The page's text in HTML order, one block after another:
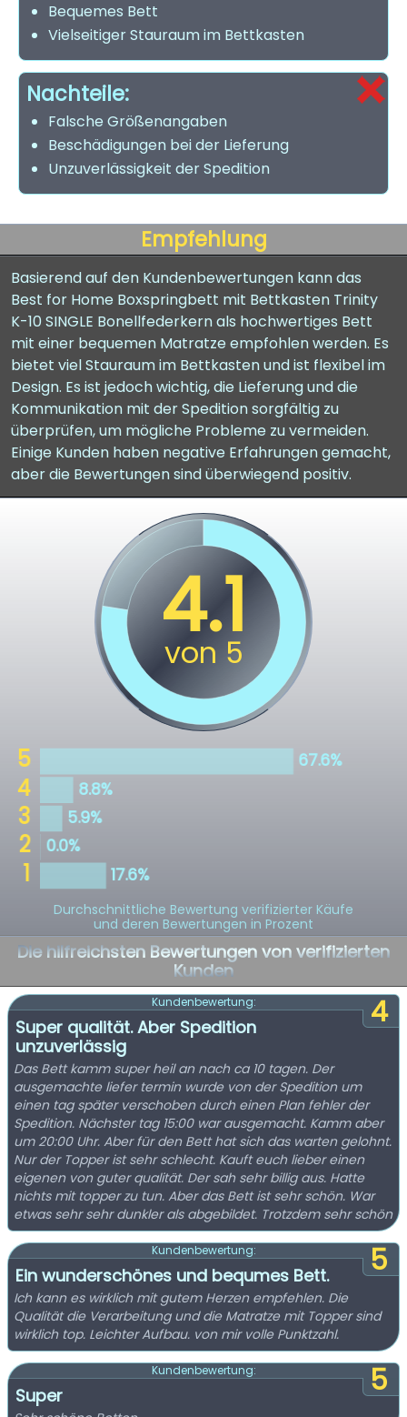
Bequemes Bett
Vielseitiger Stauraum im Bettkasten
Nachteile:
Falsche Größenangaben
Beschädigungen bei der Lieferung
Unzuverlässigkeit der Spedition
Empfehlung
Basierend auf den Kundenbewertungen kann das
Best for Home Boxspringbett mit Bettkasten Trinity
K-10 SINGLE Bonellfederkern als hochwertiges Bett
mit einer bequemen Matratze empfohlen werden. Es
bietet viel Stauraum im Bettkasten und ist flexibel im
Design. Es ist jedoch wichtig, die Lieferung und die
Kommunikation mit der Spedition sorgfältig zu
überprüfen, um mögliche Probleme zu vermeiden.
Einige Kunden haben negative Erfahrungen gemacht,
aber die Bewertungen sind überwiegend positiv.
Durchschnittliche Bewertung verifizierter Käufe
und deren Bewertungen in Prozent
Die hilfreichsten Bewertungen von verifizierten
Kunden
4
Kundenbewertung:
Super qualität. Aber Spedition
unzuverlässig
Das Bett kamm super heil an nach ca 10 tagen. Der
ausgemachte liefer termin wurde von der Spedition um
einen tag später verschoben durch einen Plan fehler der
Spedition. Nächster tag 15:00 war ausgemacht. Kamm aber
um 20:00 Uhr. Aber für den Bett hat sich das warten gelohnt.
Nur der Topper ist sehr schlecht. Kauft euch lieber einen
eigenen von guter qualität. Der sah sehr billig aus. Hatte
nichts mit topper zu tun. Aber das Bett ist sehr schön. War
etwas sehr sehr dunkler als abgebildet. Trotzdem sehr schön
5
Kundenbewertung:
Ein wunderschönes und bequmes Bett.
Ich kann es wirklich mit gutem Herzen empfehlen. Die
Qualität die Verarbeitung und die Matratze mit Topper sind
wirklich top. Leichter Aufbau. von mir volle Punktzahl.
5
Kundenbewertung:
Super